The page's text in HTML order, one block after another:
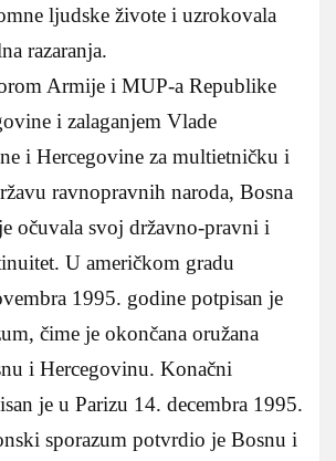
ljudske živote i uzrokovala
razaranja.
Armije i MUP-a Republike
i zalaganjem Vlade
i Hercegovine za multietničku i
ravnopravnih naroda, Bosna
očuvala svoj državno-pravni i
U američkom gradu
1995. godine potpisan je
čime je okončana oružana
i Hercegovinu. Konačni
je u Parizu 14. decembra 1995.
sporazum potvrdio je Bosnu i